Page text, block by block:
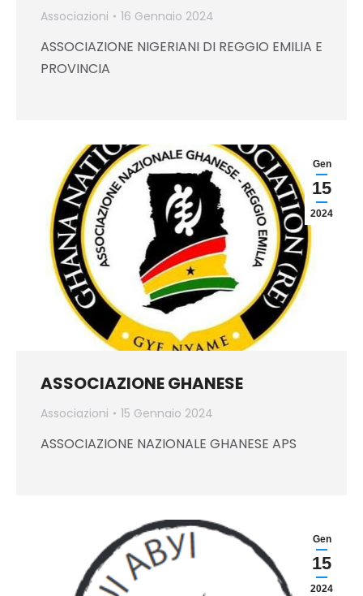
Associazioni 16 Gennaio 2024
ASSOCIAZIONE NIGERIANI DI REGGIO EMILIA E
PROVINCIA
Gen
15
2024
ASSOCIAZIONE GHANESE
Associazioni 15 Gennaio 2024
ASSOCIAZIONE NAZIONALE GHANESE APS
Gen
15
2024